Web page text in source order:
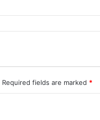
Required fields are marked *